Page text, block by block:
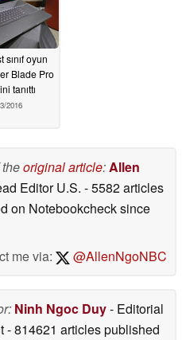
sınıf oyun
Blade Pro
tanıttı
2016
original article:Allen
Editor U.S. - 5582 articles
on Notebookchecksince
me via:
@AllenNgoNBC
Ninh Ngoc Duy- Editorial
- 814621 articles published